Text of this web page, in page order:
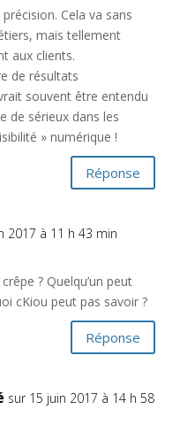
Cela va sans
mais tellement
aux clients.
de résultats
souvent être entendu
de sérieux dans les
» numérique !
Réponse
2017 à 11 h 43 min
? Quelqu’un peut
cKiou peut pas savoir ?
Réponse
sur 15 juin 2017 à 14 h 58